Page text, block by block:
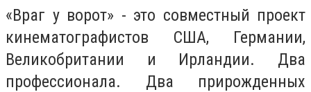
«Враг у ворот» - это совместный проект
кинематографистов США, Германии,
Великобритании и Ирландии. Два
профессионала. Два прирожденных